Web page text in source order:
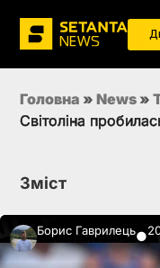
Головна » News »
Світоліна
Зміст
Борис Гаврилець●